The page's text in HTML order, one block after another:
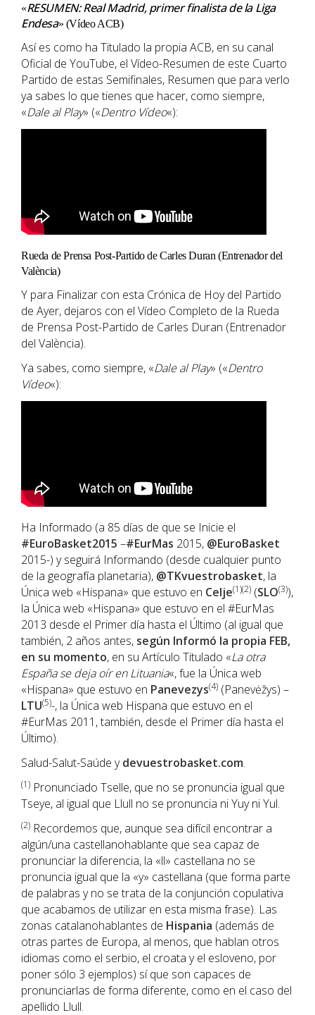
«RESUMEN: Real Madrid, primer finalista de la Liga
Endesa» (Vídeo ACB)
Así es como ha Titulado la propia ACB, en su canal
Oficial de YouTube, el Vídeo-Resumen de este Cuarto
Partido de estas Semifinales, Resumen que para verlo
ya sabes lo que tienes que hacer, como siempre,
«Dale al Play» («Dentro Vídeo«):
Rueda de Prensa Post-Partido de Carles Duran (Entrenador del
València)
Y para Finalizar con esta Crónica de Hoy del Partido
de Ayer, dejaros con el Vídeo Completo de la Rueda
de Prensa Post-Partido de Carles Duran (Entrenador
del València).
Ya sabes, como siempre, «Dale al Play» («Dentro
Vídeo«):
Ha Informado (a 85 días de que se Inicie el
#EuroBasket2015 –#EurMas 2015, @EuroBasket
2015-) y seguirá Informando (desde cualquier punto
de la geografía planetaria), @TKvuestrobasket, la
Única web «Hispana» que estuvo en Celje(1)(2) (SLO(3)),
la Única web «Hispana» que estuvo en el #EurMas
2013 desde el Primer día hasta el Último (al igual que
también, 2 años antes, según Informó la propia FEB,
en su momento, en su Artículo Titulado «La otra
España se deja oír en Lituania«, fue la Única web
«Hispana» que estuvo en Panevezys(4) (Panevėžys) –
LTU(5)-, la Única web Hispana que estuvo en el
#EurMas 2011, también, desde el Primer día hasta el
Último).
Salud-Salut-Saúde ydevuestrobasket.com.
(1) Pronunciado Tselle, que no se pronuncia igual que
Tseye, al igual que Llull no se pronuncia ni Yuy ni Yul.
(2) Recordemos que, aunque sea difícil encontrar a
algún/una castellanohablante que sea capaz de
pronunciar la diferencia, la «ll» castellana no se
pronuncia igual que la «y» castellana (que forma parte
de palabras y no se trata de la conjunción copulativa
que acabamos de utilizar en esta misma frase). Las
zonas catalanohablantes de Hispania (además de
otras partes de Europa, al menos, que hablan otros
idiomas como el serbio, el croata y el esloveno, por
poner sólo 3 ejemplos) sí que son capaces de
pronunciarlas de forma diferente, como en el caso del
apellido Llull.